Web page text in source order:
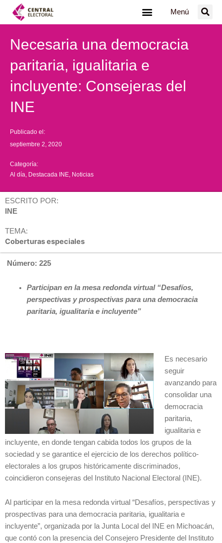
Menú
Necesaria una democracia
paritaria, igualitaria e
incluyente: Consejeras del
INE
Publicado el:
septiembre 2, 2020
Categoría:
Al día Destacada INE Noticias
ESCRITO POR:
INE
TEMA:
Coberturas especiales
Número: 225
Participan en la mesa redonda virtual “Desafíos,
perspectivas y prospectivas para una democracia
paritaria, igualitaria e incluyente”
Es necesario
seguir
avanzando para
consolidar una
democracia
paritaria,
igualitaria e
incluyente, en donde tengan cabida todos los grupos de la
sociedad y se garantice el ejercicio de los derechos político-
electorales a los grupos históricamente discriminados,
coincidieron consejeras del Instituto Nacional Electoral (INE).
Al participar en la mesa redonda virtual “Desafíos, perspectivas y
prospectivas para una democracia paritaria, igualitaria e
incluyente”, organizada por la Junta Local del INE en Michoacán,
que contó con la presencia del Consejero Presidente del Instituto